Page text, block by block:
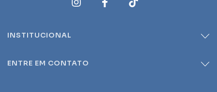
INSTITUCIONAL
ENTRE EM CONTATO